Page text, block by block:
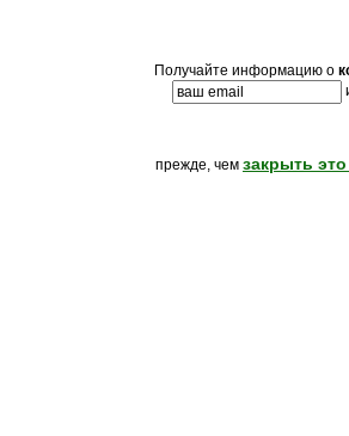
Получайте информацию о
прежде, чем закрыть